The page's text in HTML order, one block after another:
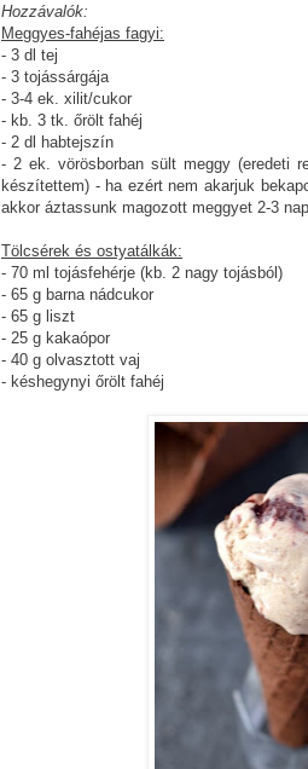
Hozzávalók:
Meggyes-fahéjas fagyi:
- 3 dl tej
- 3 tojássárgája
- 3-4 ek. xilit/cukor
- kb. 3 tk. őrölt fahéj
- 2 dl habtejszín
- 2 ek. vörösborban sült meggy (eredeti
készítettem) - ha ezért nem akarjuk
akkor áztassunk magozott meggyet 2-3
Tölcsérek és ostyatálkák:
- 70 ml tojásfehérje (kb. 2 nagy tojásból)
- 65 g barna nádcukor
- 65 g liszt
- 25 g kakaópor
- 40 g olvasztott vaj
- késhegynyi őrölt fahéj